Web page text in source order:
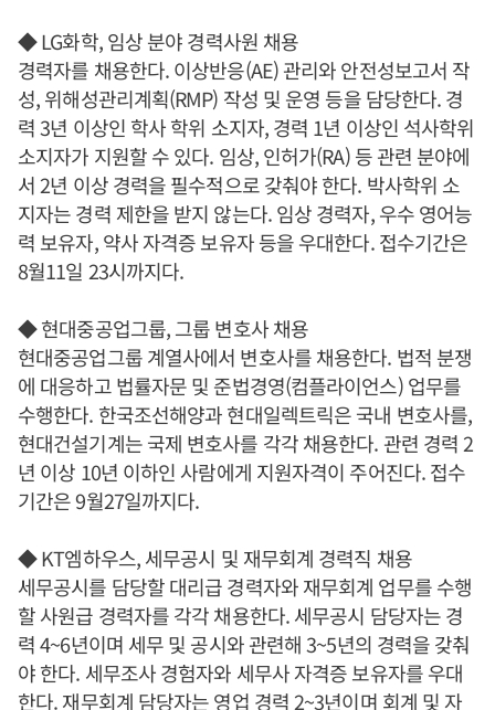
◆ LG화학, 임상 분야 경력사원 채용
경력자를 채용한다. 이상반응(AE) 관리와 안전성보고서 작
성, 위해성관리계획(RMP) 작성 및 운영 등을 담당한다. 경
력 3년 이상인 학사 학위 소지자, 경력 1년 이상인 석사학위
소지자가 지원할 수 있다. 임상, 인허가(RA) 등 관련 분야에
서 2년 이상 경력을 필수적으로 갖춰야 한다. 박사학위 소
지자는 경력 제한을 받지 않는다. 임상 경력자, 우수 영어능
력 보유자, 약사 자격증 보유자 등을 우대한다. 접수기간은
8월11일 23시까지다.
◆ 현대중공업그룹, 그룹 변호사 채용
현대중공업그룹 계열사에서 변호사를 채용한다. 법적 분쟁
에 대응하고 법률자문 및 준법경영(컴플라이언스) 업무를
수행한다. 한국조선해양과 현대일렉트릭은 국내 변호사를,
현대건설기계는 국제 변호사를 각각 채용한다. 관련 경력 2
년 이상 10년 이하인 사람에게 지원자격이 주어진다. 접수
기간은 9월27일까지다.
◆ KT엠하우스, 세무공시 및 재무회계 경력직 채용
세무공시를 담당할 대리급 경력자와 재무회계 업무를 수행
할 사원급 경력자를 각각 채용한다. 세무공시 담당자는 경
력 4~6년이며 세무 및 공시와 관련해 3~5년의 경력을 갖춰
야 한다. 세무조사 경험자와 세무사 자격증 보유자를 우대
한다. 재무회계 담당자는 영업 경력 2~3년이며 회계 및 자